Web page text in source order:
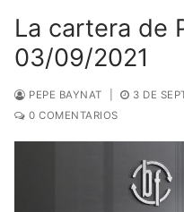
La cartera de
03/09/2021
PEPE BAYNAT 3 DE
0 COMENTARIOS